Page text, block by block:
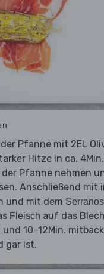
Pfanne mit 2EL
Hitze in ca.
Pfanne nehmen
Anschließend mit
und mit dem
Fleisch auf das
und 10–12Min.
gar ist.